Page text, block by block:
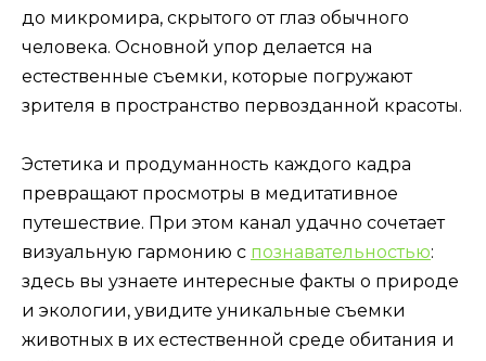
до микромира, скрытого от глаз обычного
человека. Основной упор делается на
естественные съемки, которые погружают
зрителя в пространство первозданной красоты.
Эстетика и продуманность каждого кадра
превращают просмотры в медитативное
путешествие. При этом канал удачно сочетает
визуальную гармонию с познавательностью:
здесь вы узнаете интересные факты о природе
и экологии, увидите уникальные съемки
животных в их естественной среде обитания и